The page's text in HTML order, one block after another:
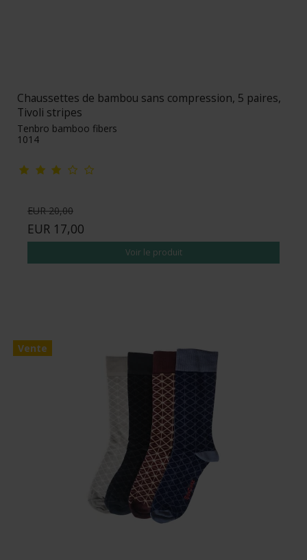
Chaussettes de bambou sans compression, 5 paires,
Tivoli stripes
Tenbro bamboo fibers
1014
EUR 20,00
EUR 17,00
Voir le produit
Vente